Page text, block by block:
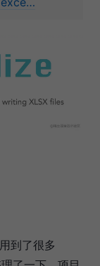
到了很多